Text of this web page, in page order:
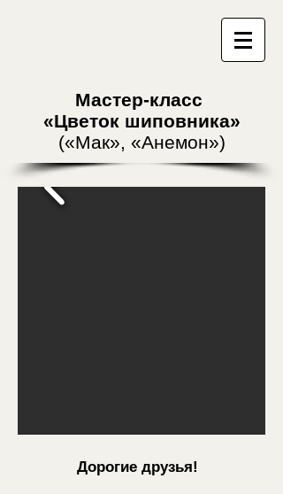
Мастер-класс
«Цветок шиповника»
(«Мак», «Анемон»)
Дорогие друзья!